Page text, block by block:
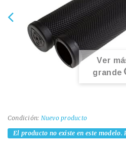
Ver
grande
Condición: Nuevo producto
El producto no existe en este